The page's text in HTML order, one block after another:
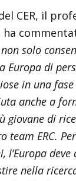
CER, il
solo
Europa di
in una
anche a
giovane di
team ERC.
l’Europa
nella